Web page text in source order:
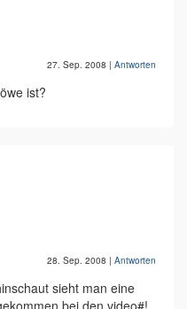
27. Sep. 2008 | Antworten
ist?
28. Sep. 2008 | Antworten
sieht man eine